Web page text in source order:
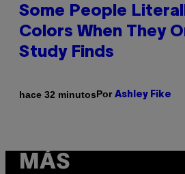
Some People
Colors When They
Study Finds
hace 32 minutosPor Ashley Fike
MÁS